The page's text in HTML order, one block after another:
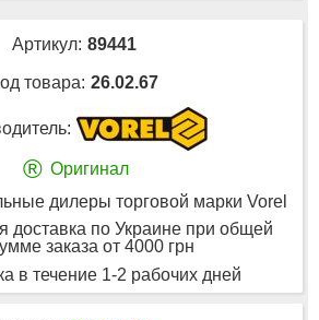
Артикул: 89441
товара: 26.02.67
® Оригинал
дилеры торговой марки Vorel
доставка по Украине при общей
заказа от 4000 грн
в течение 1-2 рабочих дней